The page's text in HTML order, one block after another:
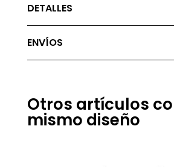
PARA
DETALLES
ENVÍOS
Otros artículos
mismo diseño